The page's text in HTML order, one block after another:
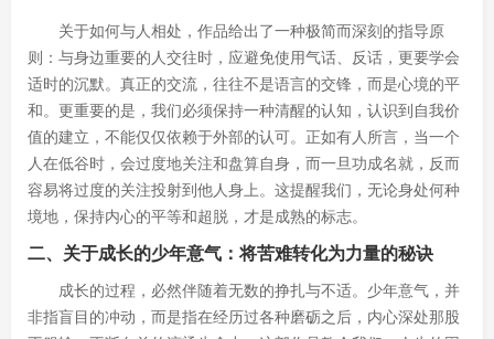
关于如何与人相处，作品给出了一种极简而深刻的指导原
则：与身边重要的人交往时，应避免使用气话、反话，更要学会
适时的沉默。真正的交流，往往不是语言的交锋，而是心境的平
和。更重要的是，我们必须保持一种清醒的认知，认识到自我价
值的建立，不能仅仅依赖于外部的认可。正如有人所言，当一个
人在低谷时，会过度地关注和盘算自身，而一旦功成名就，反而
容易将过度的关注投射到他人身上。这提醒我们，无论身处何种
境地，保持内心的平等和超脱，才是成熟的标志。
二、关于成长的少年意气：将苦难转化为力量的秘诀
成长的过程，必然伴随着无数的挣扎与不适。少年意气，并
非指盲目的冲动，而是指在经历过各种磨砺之后，内心深处那股